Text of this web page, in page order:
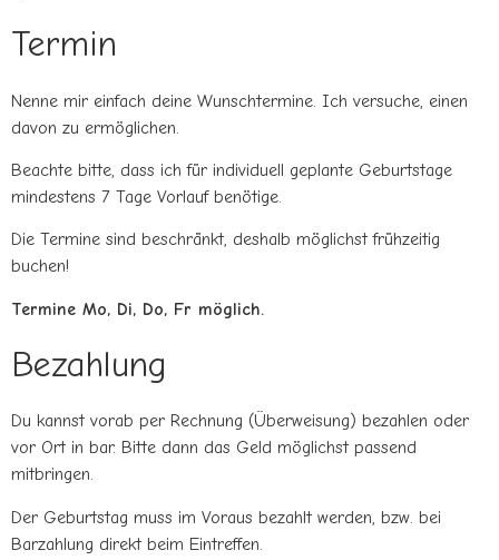
Termin
Nenne mir einfach deine Wunschtermine. Ich versuche, einen
davon zu ermöglichen.
Beachte bitte, dass ich für individuell geplante Geburtstage
mindestens 7 Tage Vorlauf benötige.
Die Termine sind beschränkt, deshalb möglichst frühzeitig
buchen!
Termine Mo, Di, Do, Fr möglich.
Bezahlung
Du kannst vorab per Rechnung (Überweisung) bezahlen oder
vor Ort in bar. Bitte dann das Geld möglichst passend
mitbringen.
Der Geburtstag muss im Voraus bezahlt werden, bzw. bei
Barzahlung direkt beim Eintreffen.